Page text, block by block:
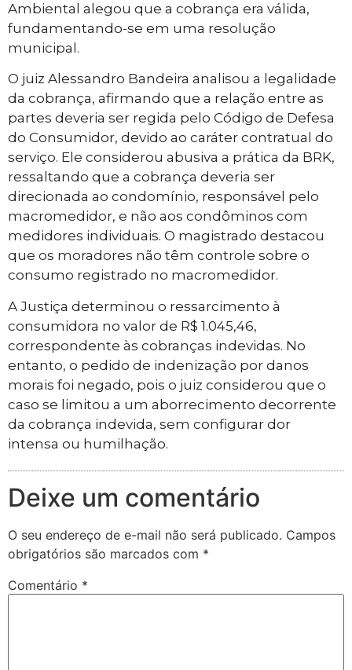
Ambiental alegou que a cobrança era válida,
fundamentando-se em uma resolução
municipal.
O juiz Alessandro Bandeira analisou a legalidade
da cobrança, afirmando que a relação entre as
partes deveria ser regida pelo Código de Defesa
do Consumidor, devido ao caráter contratual do
serviço. Ele considerou abusiva a prática da BRK,
ressaltando que a cobrança deveria ser
direcionada ao condomínio, responsável pelo
macromedidor, e não aos condôminos com
medidores individuais. O magistrado destacou
que os moradores não têm controle sobre o
consumo registrado no macromedidor.
A Justiça determinou o ressarcimento à
consumidora no valor de R$ 1.045,46,
correspondente às cobranças indevidas. No
entanto, o pedido de indenização por danos
morais foi negado, pois o juiz considerou que o
caso se limitou a um aborrecimento decorrente
da cobrança indevida, sem configurar dor
intensa ou humilhação.
Deixe um comentário
O seu endereço de e-mail não será publicado. Campos
obrigatórios são marcados com *
Comentário *